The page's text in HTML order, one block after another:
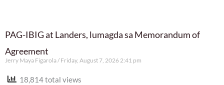
PAG-IBIG at Landers, lumagda sa Memorandum of
Agreement
Jerry Maya Figarola Friday, August 7, 2026 2:41 pm
18,814 total views